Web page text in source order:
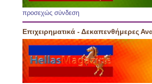
προσεχώς σύνδεση
Επιχειρηματικά - Δεκαπενθήμερες